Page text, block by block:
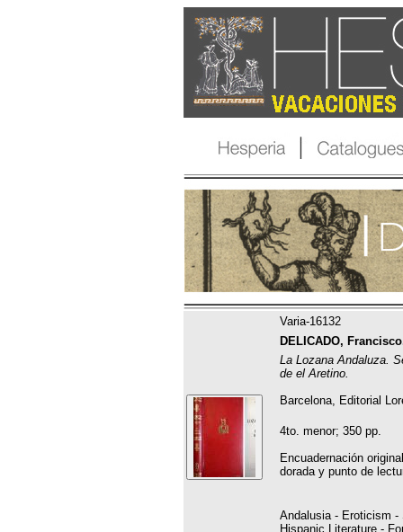
Varia-16132
DELICADO,
La Lozana Andaluza.
de el Aretino.
Barcelona, Editorial
4to. menor; 350 pp.
Encuadernación
dorada y punto de
Andalusia - Eroticism -
Hispanic Literature -